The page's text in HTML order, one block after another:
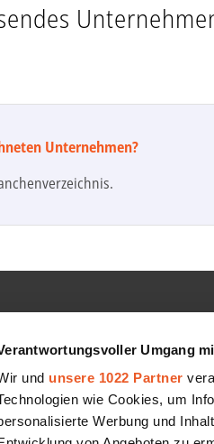
Umgang
und unsere 1022 Partner
wie Cookies, um
Werbung und
Unternehmen?
Jobs
Partner